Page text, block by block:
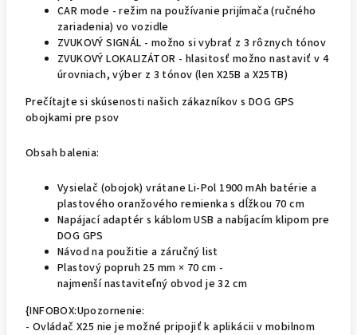
CAR mode - režim na používanie prijímača (ručného
zariadenia) vo vozidle
ZVUKOVÝ SIGNÁL - možno si vybrať z 3 rôznych tónov
ZVUKOVÝ LOKALIZÁTOR - hlasitosť možno nastaviť v 4
úrovniach, výber z 3 tónov (len X25B a X25TB)
Prečítajte si skúsenosti našich zákazníkov s DOG GPS
obojkami pre psov
Obsah balenia:
Vysielač (obojok) vrátane Li-Pol 1900 mAh batérie a
plastového oranžového remienka s dĺžkou 70 cm
Napájací adaptér s káblom USB a nabíjacím klipom pre
DOG GPS
Návod na použitie a záručný list
Plastový popruh 25 mm × 70 cm -
najmenší nastaviteľný obvod je 32 cm
{INFOBOX:Upozornenie:
- Ovládač X25 nie je možné pripojiť k aplikácii v mobilnom